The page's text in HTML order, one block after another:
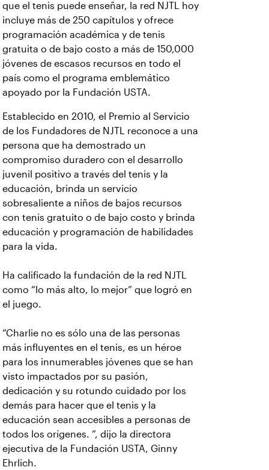
que el tenis puede enseñar, la red NJTL hoy
incluye más de 250 capítulos y ofrece
programación académica y de tenis
gratuita o de bajo costo a más de 150,000
jóvenes de escasos recursos en todo el
país como el programa emblemático
apoyado por la Fundación USTA.
Establecido en 2010, el Premio al Servicio
de los Fundadores de NJTL reconoce a una
persona que ha demostrado un
compromiso duradero con el desarrollo
juvenil positivo a través del tenis y la
educación, brinda un servicio
sobresaliente a niños de bajos recursos
con tenis gratuito o de bajo costo y brinda
educación y programación de habilidades
para la vida.
Ha calificado la fundación de la red NJTL
como “lo más alto, lo mejor” que logró en
el juego.
“Charlie no es sólo una de las personas
más influyentes en el tenis, es un héroe
para los innumerables jóvenes que se han
visto impactados por su pasión,
dedicación y su rotundo cuidado por los
demás para hacer que el tenis y la
educación sean accesibles a personas de
todos los orígenes. ”, dijo la directora
ejecutiva de la Fundación USTA, Ginny
Ehrlich.